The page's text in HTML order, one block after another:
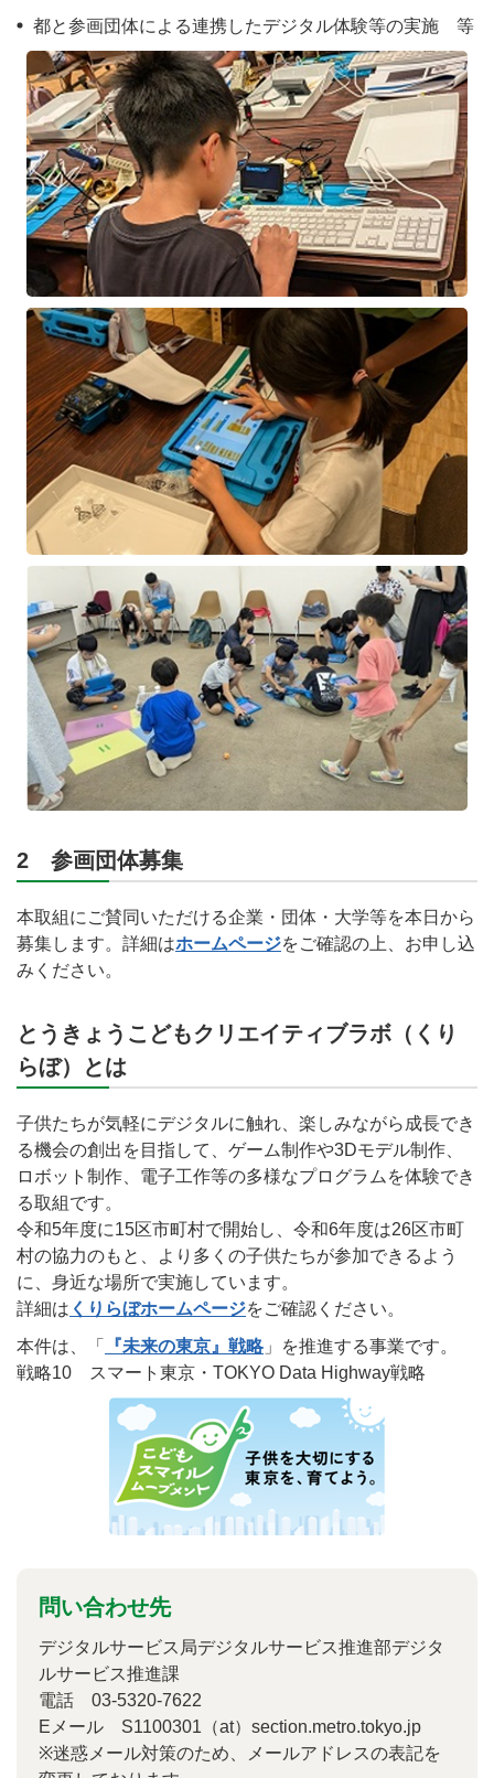
都と参画団体による連携したデジタル体験等の実施 等
2 参画団体募集
本取組にご賛同いただける企業・団体・大学等を本日から
募集します。詳細はホームページをご確認の上、お申し込
みください。
とうきょうこどもクリエイティブラボ（くり
らぼ）とは
子供たちが気軽にデジタルに触れ、楽しみながら成長でき
る機会の創出を目指して、ゲーム制作や3Dモデル制作、
ロボット制作、電子工作等の多様なプログラムを体験でき
る取組です。
令和5年度に15区市町村で開始し、令和6年度は26区市町
村の協力のもと、より多くの子供たちが参加できるよう
に、身近な場所で実施しています。
詳細は くりらぼホームページをご確認ください。
本件は、「
『未来の東京』戦略」を推進する事業です。
戦略10 スマート東京・TOKYO Data Highway戦略
問い合わせ先
デジタルサービス局デジタルサービス推進部デジタ
ルサービス推進課
電話 03-5320-7622
Eメール S1100301（at）section.metro.tokyo.jp
※迷惑メール対策のため、メールアドレスの表記を